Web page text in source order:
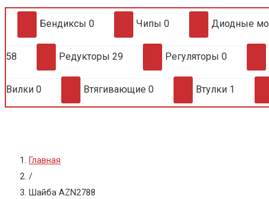
Бендиксы 0 Чипы 0 Диодные
58 Редукторы 29 Регуляторы 0
Вилки 0 Втягивающие 0 Втулки 1
Главная
/
Шайба AZN2788